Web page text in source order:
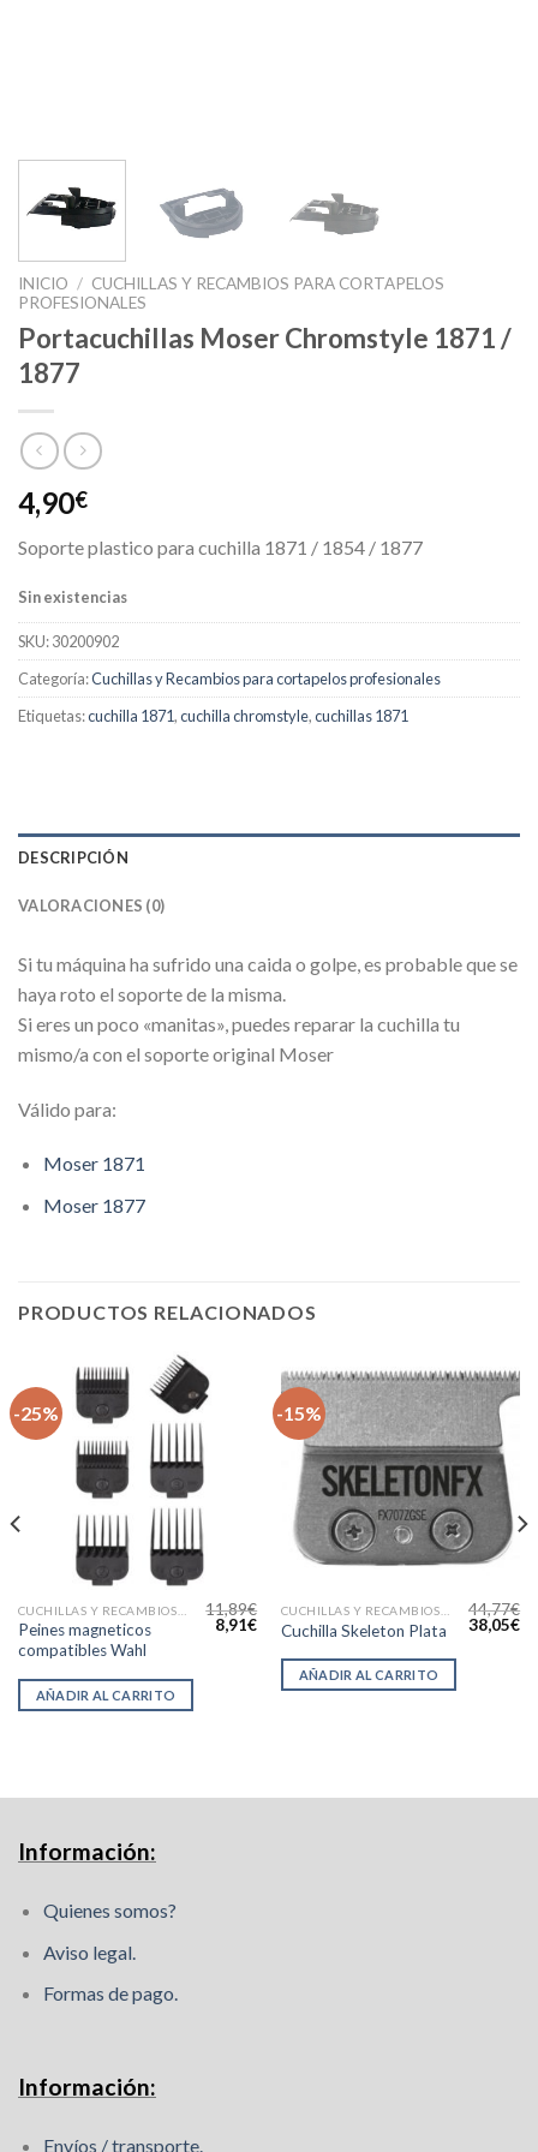
INICIO / CUCHILLAS Y RECAMBIOS PARA CORTAPELOS
PROFESIONALES
Portacuchillas Moser Chromstyle 1871 /
1877
4,90€
Soporte plastico para cuchilla 1871 / 1854 / 1877
Sin existencias
SKU:30200902
Categoría:Cuchillas y Recambios para cortapelos profesionales
Etiquetas:cuchilla 1871,cuchilla chromstyle,cuchillas 1871
DESCRIPCIÓN
VALORACIONES (0)
Si tu máquina ha sufrido una caida o golpe, es probable que se
haya roto el soporte de la misma.
Si eres un poco «manitas», puedes reparar la cuchilla tu
mismo/a con el soporte original Moser
Válido para:
Moser 1871
Moser 1877
PRODUCTOS RELACIONADOS
-25%
Peines magneticos
compatibles Wahl
11,89€
El
precio
8,91€El
precio
actual
8,91€.
AÑADIR AL CARRITO
-15%
Cuchilla Skeleton Plata
44,77€
El
precio
38,05€El
AÑADIR AL CARRITO
Información:
Quienes somos?
Aviso legal.
Formas de pago.
Información:
Envíos / transporte.